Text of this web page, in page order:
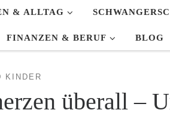
& ALLTAG
FINANZEN & BERUF BLOG
KINDER
überall –